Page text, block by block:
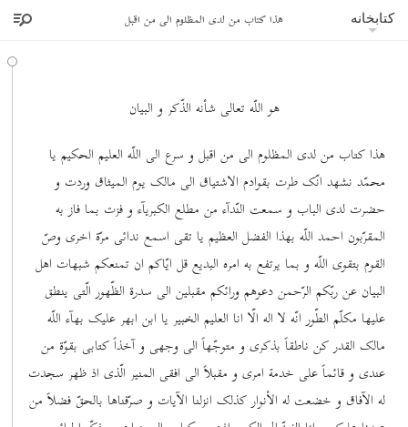
کتابخانه هذا کتاب من لدی المظلوم الی من اقبل
هو اللّه تعالی شأنه الذّکر و البیان
هذا کتاب من لدی المظلوم الی من اقبل و سرع الی اللّه العلیم الحکیم یا
محمّد نشهد انّک طرت بقوادم الاشتیاق الی مالک یوم المیثاق وردت و
حضرت لدی الباب و سمعت النّدآء من مطلع الکبریآء و فزت بما فاز به
المقرّبون احمد اللّه بهذا الفضل العظیم یا تقی اسمع ندائی مرّة اخری وصّ
القوم بتقوی اللّه و بما یرتفع به امره البدیع قل ایّاکم ان تمنعکم شبهات اهل
البیان عن ربّکم الرّحمن دعوهم ورائکم مقبلین الی سدرة الظّهور الّتی ینطق
علیها مکلّم الطّور انّه لا اله الّا انا العلیم الخبیر یا ابن ابهر علیک بهآء اللّه
مالک القدر کن ناطقاً بذکری و متوجّهاً الی وجهی و آخذاً کتابی بقوّة من
عندی و قائماً علی خدمة امری و مقبلاً الی افقی المنیر الّذی اذ ظهر سجدت
له الآفاق و خضعت له الأنوار کذلک انزلنا الآیات و صرّفناها بالحقّ فضلاً من